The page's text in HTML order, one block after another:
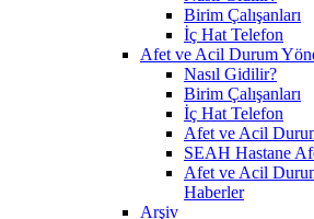
Birim Çalışanları
İç Hat Telefon
Afet ve Acil Durum
Nasıl Gidilir?
Birim Çalışanları
İç Hat Telefon
Afet ve Acil
SEAH Hastane
Afet ve Acil
Haberler
Arşiv